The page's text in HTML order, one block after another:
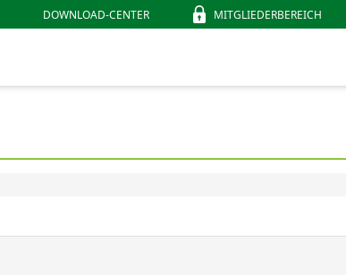
DOWNLOAD-CENTER MITGLIEDERBEREICH